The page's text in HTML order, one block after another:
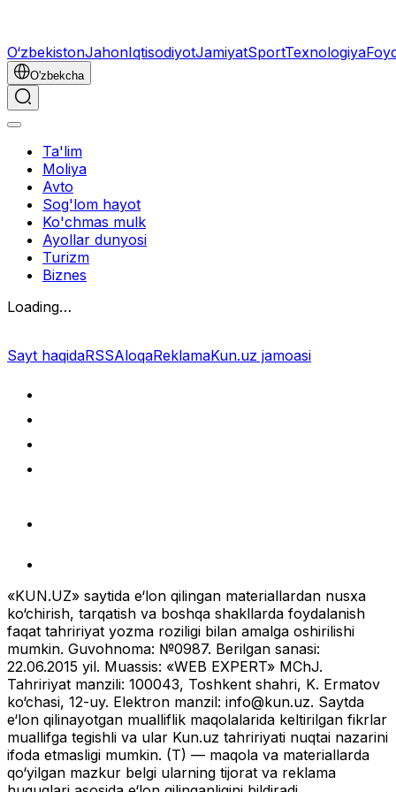
O‘zbekistonJahonIqtisodiyotJamiyatSportTexnologiya
O'zbekcha
Ta'lim
Moliya
Avto
Sog'lom hayot
Ko'chmas mulk
Ayollar dunyosi
Turizm
Biznes
Loading…
Sayt haqidaRSSAloqaReklamaKun.uz jamoasi
«KUN.UZ» saytida e‘lon qilingan materiallardan nusxa
ko‘chirish, tarqatish va boshqa shakllarda foydalanish
faqat tahririyat yozma roziligi bilan amalga oshirilishi
mumkin. Guvohnoma: №0987. Berilgan sanasi:
22.06.2015 yil. Muassis: «WEB EXPERT» MChJ.
Tahririyat manzili: 100043, Toshkent shahri, K. Ermatov
ko‘chasi, 12-uy. Elektron manzil: info@kun.uz. Saytda
e‘lon qilinayotgan mualliflik maqolalarida keltirilgan fikrlar
muallifga tegishli va ular Kun.uz tahririyati nuqtai nazarini
ifoda etmasligi mumkin. (T) — maqola va materiallarda
qo‘yilgan mazkur belgi ularning tijorat va reklama